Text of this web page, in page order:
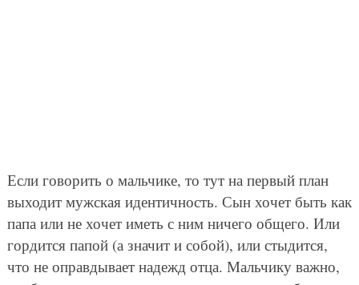
Если говорить о мальчике, то тут на первый план
выходит мужская идентичность. Сын хочет быть как
папа или не хочет иметь с ним ничего общего. Или
гордится папой (а значит и собой), или стыдится,
что не оправдывает надежд отца. Мальчику важно,